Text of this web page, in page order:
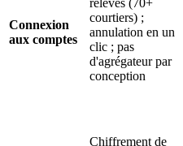
Connexion
aux comptes
relevés (70+
courtiers) ;
annulation en un
clic ; pas
d'agrégateur par
conception
Chiffrement de